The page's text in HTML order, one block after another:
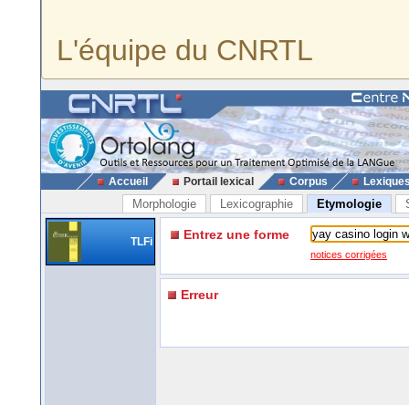
L'équipe du CNRTL
Accueil Portail lexical Corpus
Morphologie Lexicographie Etymologie
TLFi Entrez une forme
notices corrigées
Erreur